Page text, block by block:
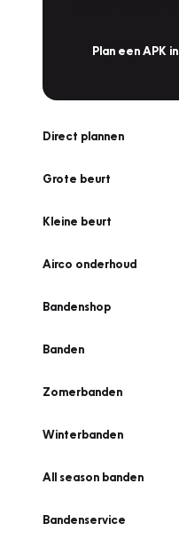
Plan een APK in
Direct plannen
Grote beurt
Kleine beurt
Airco onderhoud
Bandenshop
Banden
Zomerbanden
Winterbanden
All season banden
Bandenservice